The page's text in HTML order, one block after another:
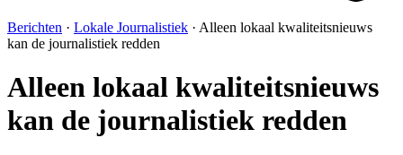
Berichten · Lokale Journalistiek · Alleen lokaal kwaliteitsnieuws
kan de journalistiek redden
Alleen lokaal kwaliteitsnieuws
kan de journalistiek redden